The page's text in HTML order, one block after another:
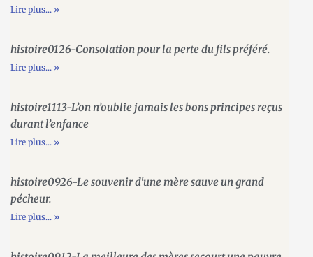
Lire plus... »
histoire0126-Consolation pour la perte du fils préféré.
Lire plus... »
histoire1113-L’on n’oublie jamais les bons principes reçus
durant l’enfance
Lire plus... »
histoire0926-Le souvenir d'une mère sauve un grand
pécheur.
Lire plus... »